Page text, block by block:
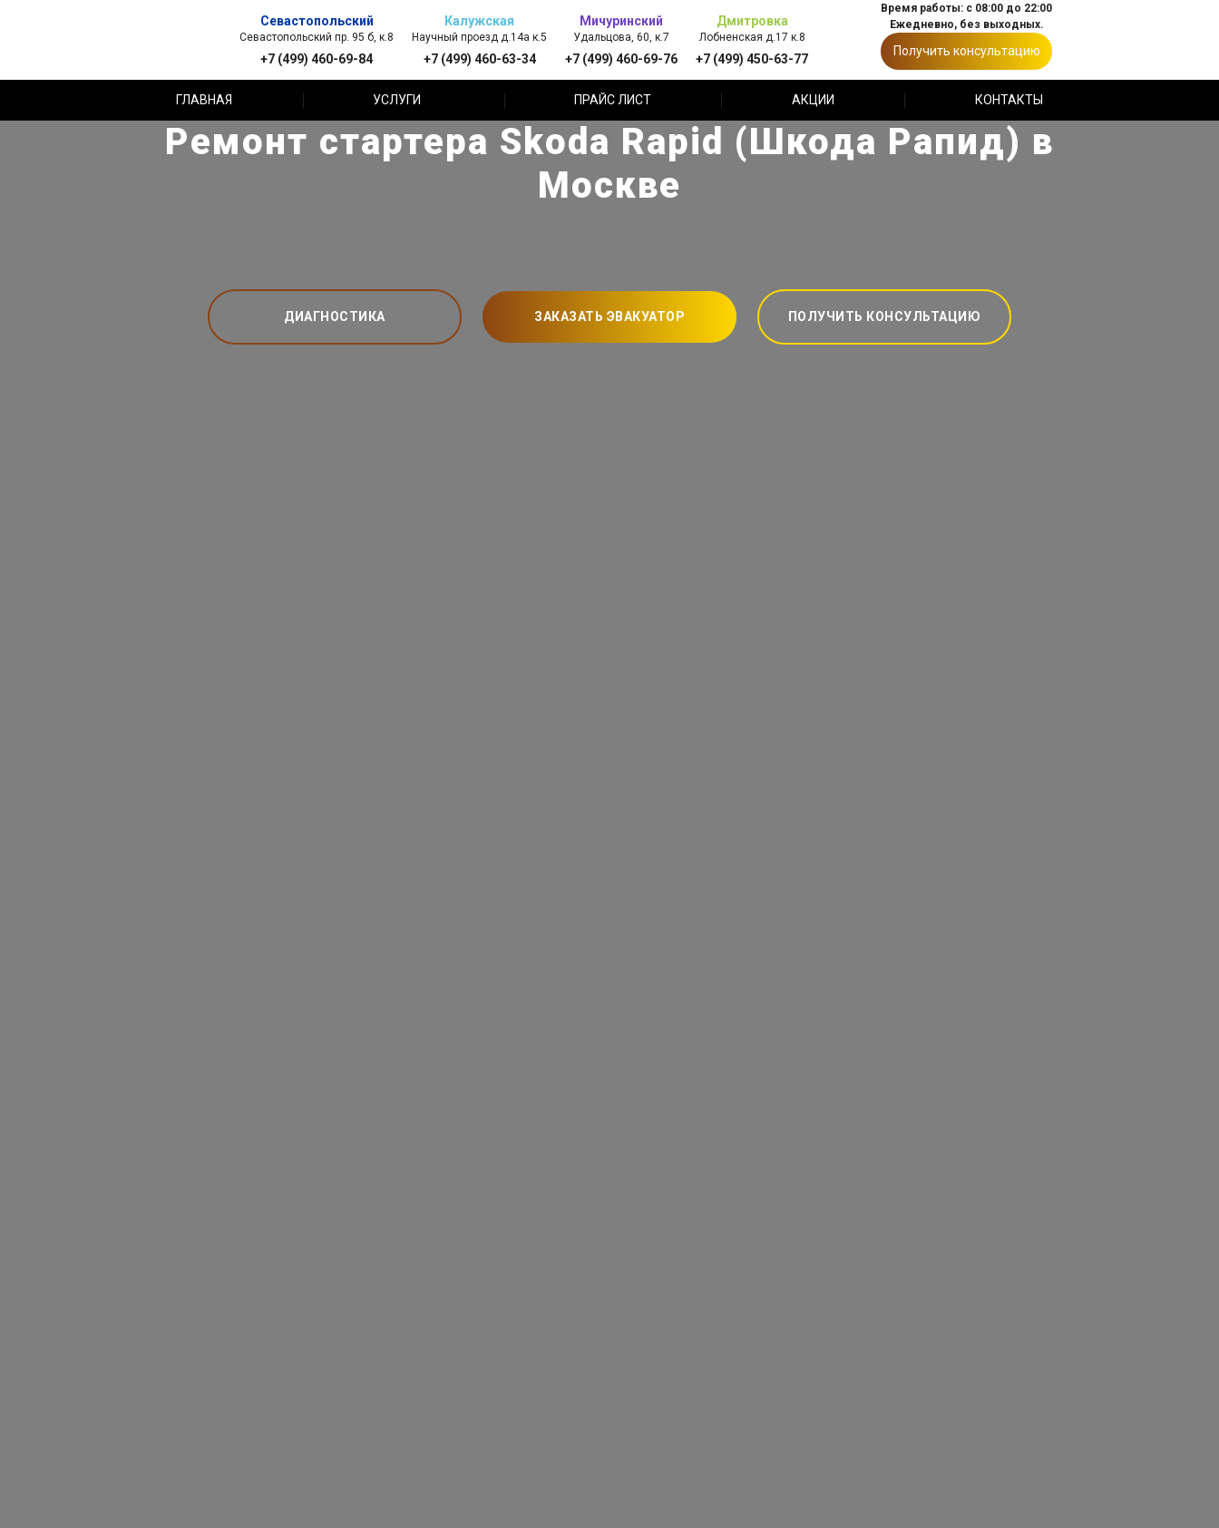
Севастопольский
Севастопольский пр. 95 б, к.8
+7 (499) 460-69-84
Калужская
Научный проезд д.14а к.5
+7 (499) 460-63-34
Мичуринский
Удальцова, 60, к.7
+7 (499) 460-69-76
Дмитровка
Лобненская д.17 к.8
+7 (499) 450-63-77
Время работы: с 08:00 до 22:00
Ежедневно, без выходных.
Получить консультацию
ГЛАВНАЯ УСЛУГИ ПРАЙС ЛИСТ АКЦИИ КОНТАКТЫ
Ремонт стартера Skoda Rapid (Шкода Рапид) в
Москве
ДИАГНОСТИКА ЗАКАЗАТЬ ЭВАКУАТОР ПОЛУЧИТЬ КОНСУЛЬТАЦИЮ